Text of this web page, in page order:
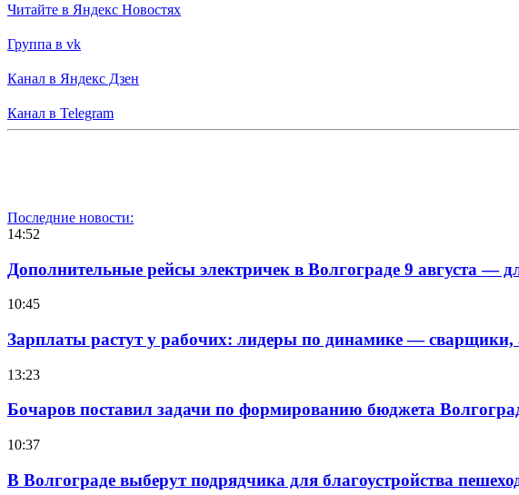
Читайте в Яндекс Новостях
Группа в vk
Канал в Яндекс Дзен
Канал в Telegram
Последние новости:
14:52
Дополнительные рейсы электричек в Волгограде 9 августа —
10:45
Зарплаты растут у рабочих: лидеры по динамике —
13:23
Бочаров поставил задачи по формированию бюджета
10:37
В Волгограде выберут подрядчика для благоустройства